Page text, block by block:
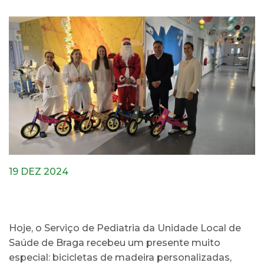
19 DEZ 2024
Hoje, o Serviço de Pediatria da Unidade Local de
Saúde de Braga recebeu um presente muito
especial: bicicletas de madeira personalizadas,